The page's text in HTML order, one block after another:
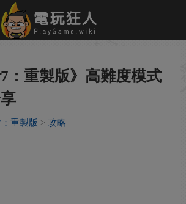
7：重製版》高難度模式
重製版 攻略